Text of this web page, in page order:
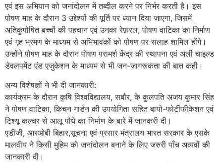
एवं इस अभियान को जनांदोलन में तब्दील करने पर निर्भर करती है। इस
पोषण माह के दौरान 3 उद्देश्यों की पूर्ति पर ध्यान दिया जाएगा, जिसमें
अतिकुपोषित बच्चों की पहचान एवं उनका रेफ़रल, पोषण वाटिका का निर्माण
एवं गृह भ्रमण के माध्यम से अभिभावकों को पोषण पर सलाह शामिल होंगे।
उन्होंने पोषण माह के दौरान पोषण परामर्श केंद्र की स्थापना एवं अर्ली चाइल्ड
डेवलपमेंट एंड एजुकेशन के माध्यम से भी जन-जागरूकता की बात कही।
अन्य विशेषज्ञों ने भी दी जानकारी:
कार्यक्रम के दौरान कृषि विश्वविद्यालय, सबौर, के कुलपति अजय कुमार सिंह
ने पोषण वाटिका, किचन गार्डन की उपयोगिता सहित बायो-फोर्टीफीकेशन एवं
टिश्यू कल्चर से आलू पौधे का निर्माण के बारे में जानकरी दी।
एडीजी, आरओबी बिहार,सूचना एवं प्रसार मंत्रालय भारत सरकार के एसके
मालवीय ने किसी मुहिम को जनांदोलन बनाने के लिए जरुरी पाँच अव्यवों की
जानकारी दी।